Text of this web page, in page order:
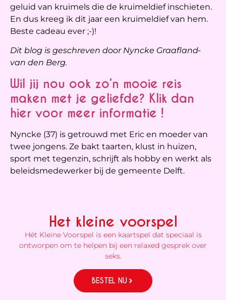
geluid van kruimels die de kruimeldief inschieten.
En dus kreeg ik dit jaar een kruimeldief van hem.
Beste cadeau ever ;-)!
Dit blog is geschreven door Nyncke Graafland-
van den Berg.
Wil jij nou ook zo’n mooie reis
maken met je geliefde? Klik dan
hier voor meer informatie !
Nyncke (37) is getrouwd met Eric en moeder van
twee jongens. Ze bakt taarten, klust in huizen,
sport met tegenzin, schrijft als hobby en werkt als
beleidsmedewerker bij de gemeente Delft.
Het kleine voorspel
Hét Kleine Voorspel is een kaartspel dat speciaal is
ontworpen om te helpen bij een relaxed gesprek over
seks.
BESTEL NU